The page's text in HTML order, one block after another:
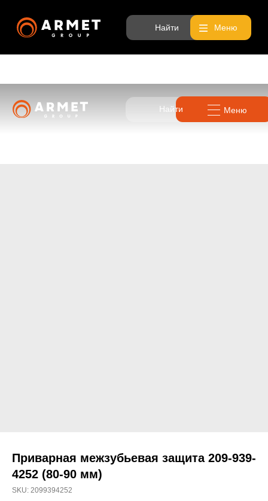
Найти
Приварная межзубьевая защита 209-939-
4252 (80-90 мм)
SKU: 2099394252